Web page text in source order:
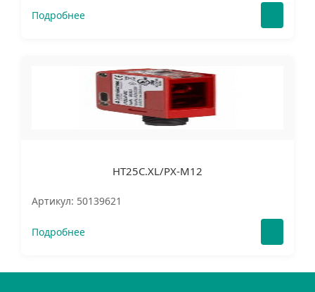
Подробнее
HT25C.XL/PX-M12
Артикул: 50139621
Подробнее